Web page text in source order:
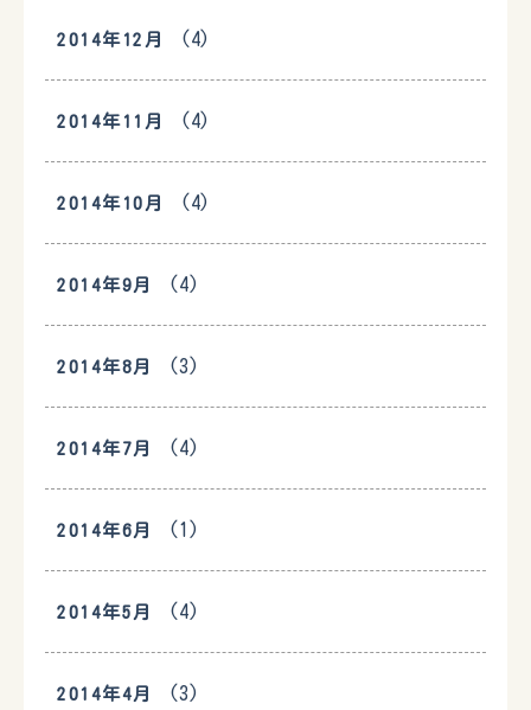
2014年12月 (4)
2014年11月 (4)
2014年10月 (4)
2014年9月 (4)
2014年8月 (3)
2014年7月 (4)
2014年6月 (1)
2014年5月 (4)
2014年4月 (3)